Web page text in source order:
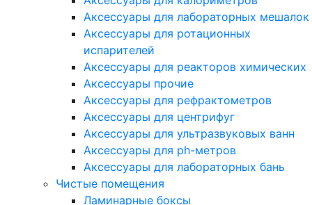
Аксессуары для лабораторных мешалок
Аксессуары для ротационных
испарителей
Аксессуары для реакторов химических
Аксессуары прочие
Аксессуары для рефрактометров
Аксессуары для центрифуг
Аксессуары для ультразвуковых ванн
Аксессуары для ph-метров
Аксессуары для лабораторных бань
Чистые помещения
Ламинарные боксы